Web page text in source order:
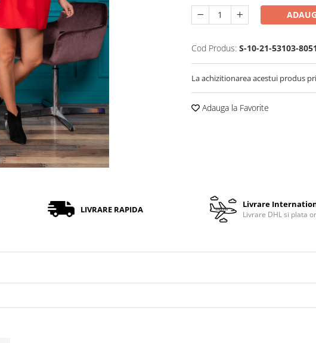
Cod Produs: S-10-21-53103-
La achizitionarea acestui produs
Adauga la Favorite
LIVRARE RAPIDA Livrare
Livrare DHL si plata